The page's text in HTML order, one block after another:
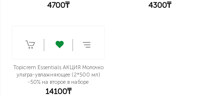
4700₸ 4300₸
Topicrem Essentials АКЦИЯ Молочко
ультра-увлажняющее (2*500 мл)
-50% на второе в наборе
14100₸